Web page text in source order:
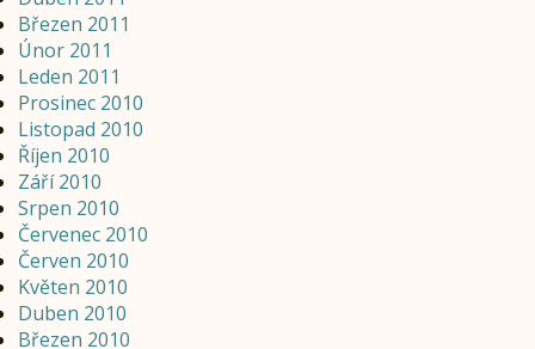
Březen 2011
Únor 2011
Leden 2011
Prosinec 2010
Listopad 2010
Říjen 2010
Září 2010
Srpen 2010
Červenec 2010
Červen 2010
Květen 2010
Duben 2010
Březen 2010